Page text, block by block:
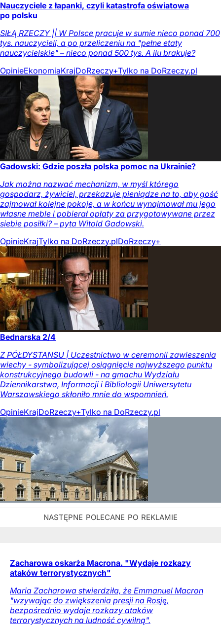
Nauczyciele z łapanki, czyli katastrofa oświatowa
po polsku
SIŁĄ RZECZY || W Polsce pracuje w sumie nieco ponad 700
tys. nauczycieli, a po przeliczeniu na "pełne etaty
nauczycielskie" – nieco ponad 500 tys. A ilu brakuje?
OpinieEkonomiaKrajDoRzeczy+Tylko na DoRzeczy.pl
Gadowski: Gdzie poszła polska pomoc na Ukrainie?
Jak można nazwać mechanizm, w myśl którego
gospodarz, żywiciel, przekazuje pieniądze na to, aby gość
zajmował kolejne pokoje, a w końcu wynajmował mu jego
własne meble i pobierał opłaty za przygotowywane przez
siebie posiłki? – pyta Witold Gadowski.
OpinieKrajTylko na DoRzeczy.plDoRzeczy+
Bednarska 2/4
Z PÓŁDYSTANSU | Uczestnictwo w ceremonii zawieszenia
wiechy - symbolizującej osiągnięcie najwyższego punktu
konstrukcyjnego budowli - na gmachu Wydziału
Dziennikarstwa, Informacji i Bibliologii Uniwersytetu
Warszawskiego skłoniło mnie do wspomnień.
OpinieKrajDoRzeczy+Tylko na DoRzeczy.pl
Zacharowa oskarża Macrona. "Wydaje rozkazy
ataków terrorystycznych"
Maria Zacharowa stwierdziła, że Emmanuel Macron
"wzywając do zwiększenia presji na Rosję,
bezpośrednio wydaje rozkazy ataków
terrorystycznych na ludność cywilną".